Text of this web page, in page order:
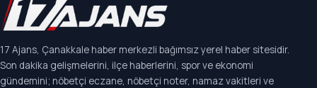
17 Ajans, Çanakkale haber merkezli bağımsız yerel haber sitesidir.
Son dakika gelişmelerini, ilçe haberlerini, spor ve ekonomi
gündemini; nöbetçi eczane, nöbetçi noter, namaz vakitleri ve